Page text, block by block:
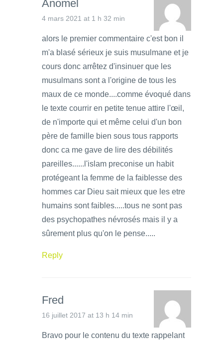
Anomel
4 mars 2021 at 1 h 32 min
alors le premier commentaire c'est bon il
m'a blasé sérieux je suis musulmane et je
cours donc arrêtez d'insinuer que les
musulmans sont a l'origine de tous les
maux de ce monde....comme évoqué dans
le texte courrir en petite tenue attire l'œil,
de n'importe qui et même celui d'un bon
père de famille bien sous tous rapports
donc ca me gave de lire des débilités
pareilles......l'islam preconise un habit
protégeant la femme de la faiblesse des
hommes car Dieu sait mieux que les etre
humains sont faibles.....tous ne sont pas
des psychopathes névrosés mais il y a
sûrement plus qu'on le pense.....
Reply
Fred
16 juillet 2017 at 13 h 14 min
Bravo pour le contenu du texte rappelant